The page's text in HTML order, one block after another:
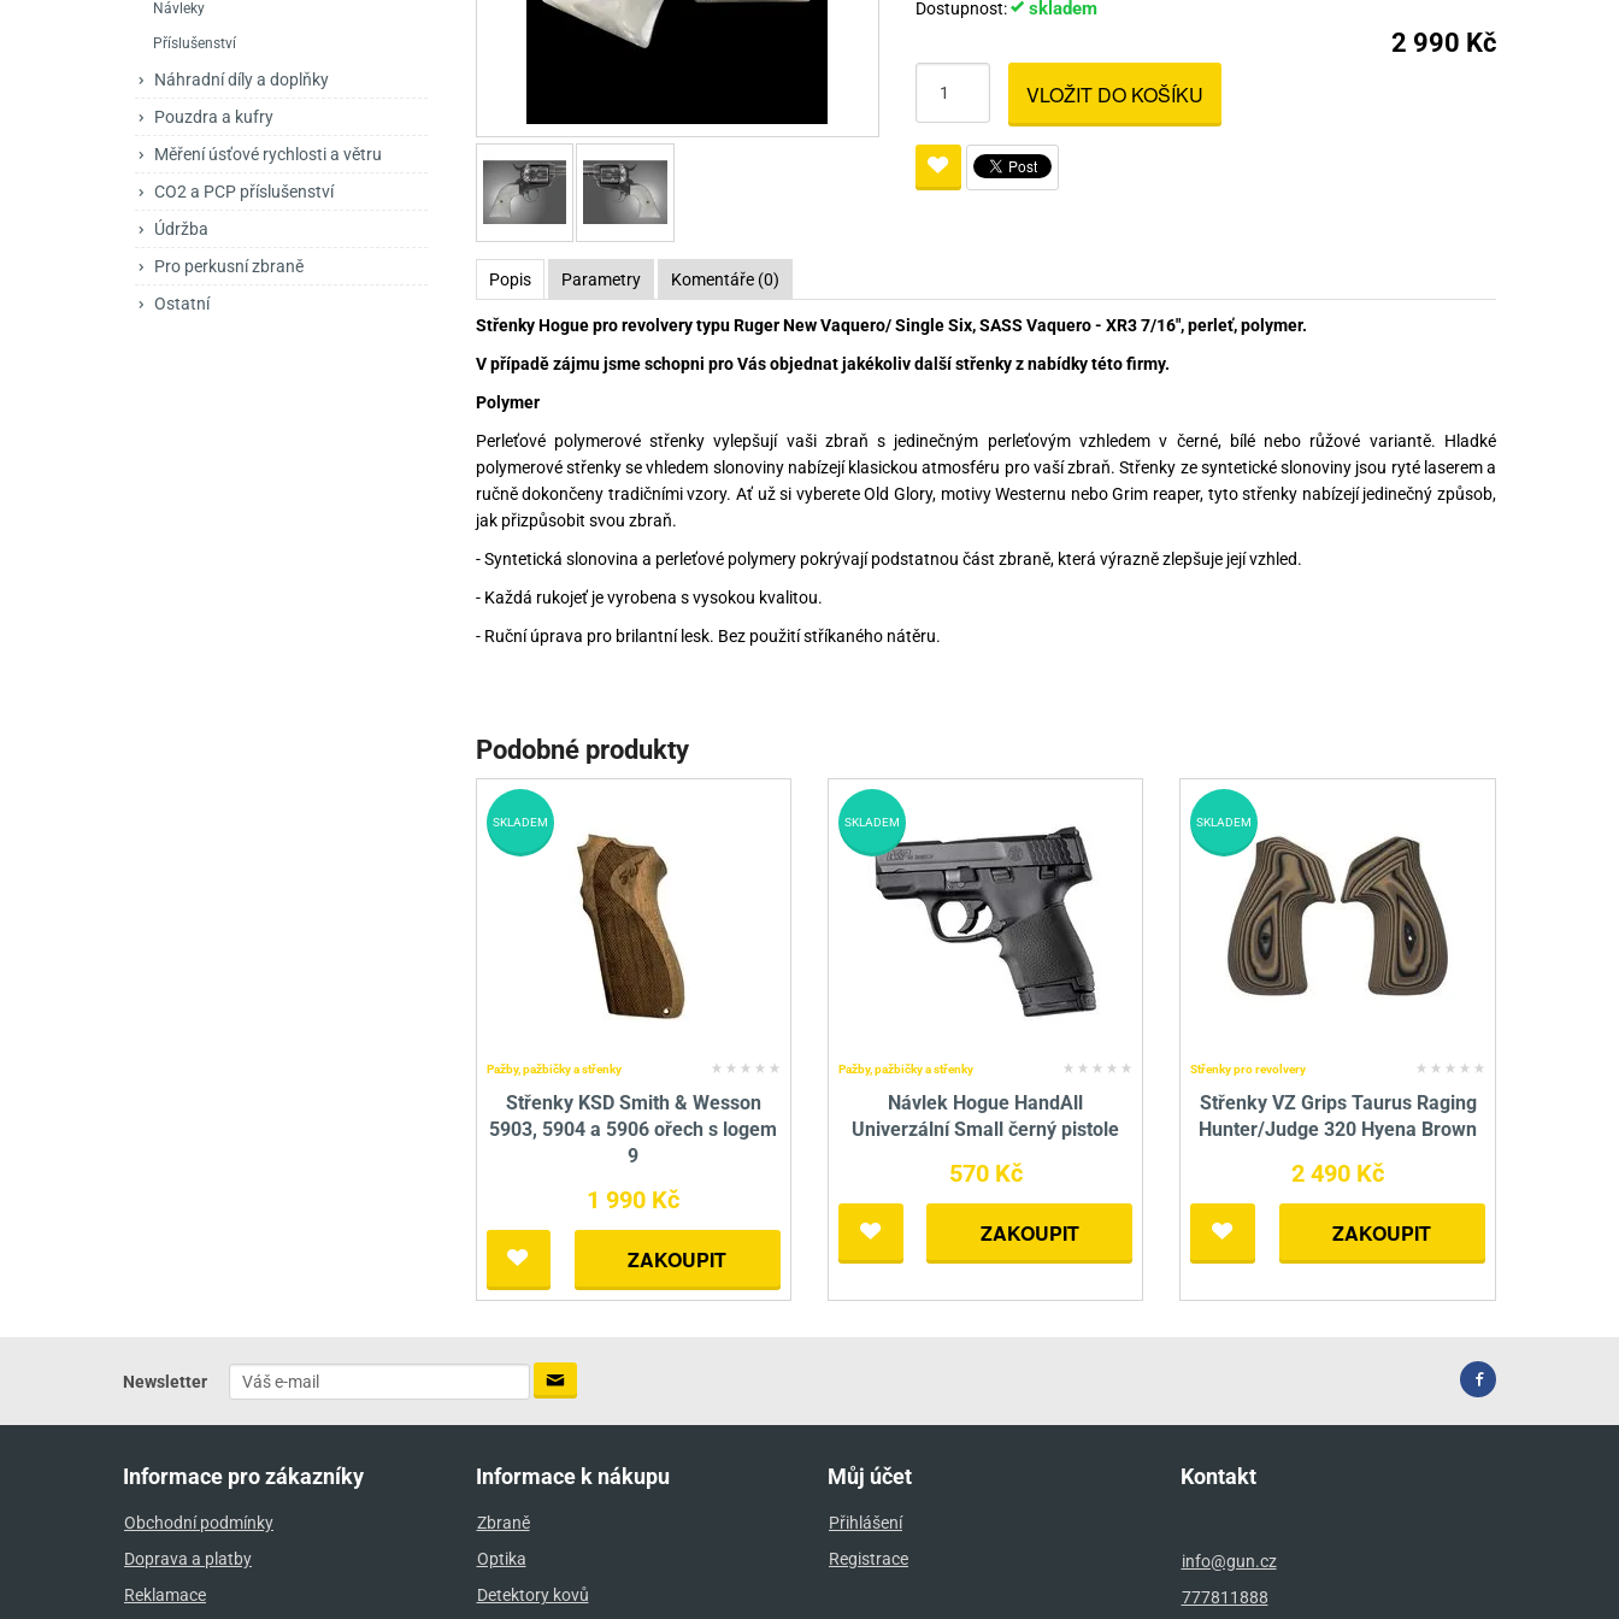
Brokovnice samonabíjecí
Pistole samonabíjecí
Luky
Kuše
Obranné spreje
Pro lištu weaver a picatinny
Náboje na ZP Pistolové a revolverové náboje Ochranné prostředky
Rowan Engineering
Pro perkusní zbraně
Svítilny
Návleky
Příslušenství
Náhradní díly a doplňky
Pouzdra a kufry
Měření úsťové rychlosti a větru
CO2 a PCP příslušenství
Údržba
Pro perkusní zbraně
Ostatní
Dostupnost:
skladem
2 990 Kč
VLOŽIT DO KOŠÍKU
Popis Parametry Komentáře (0)
Střenky Hogue pro revolvery typu Ruger New Vaquero/ Single Six, SASS Vaquero - XR3 7/16", perleť, polymer.
V případě zájmu jsme schopni pro Vás objednat jakékoliv další střenky z nabídky této firmy.
Polymer
Perleťové polymerové střenky vylepšují vaši zbraň s jedinečným perleťovým vzhledem v černé, bílé nebo růžové variantě. Hladké
polymerové střenky se vhledem slonoviny nabízejí klasickou atmosféru pro vaší zbraň. Střenky ze syntetické slonoviny jsou ryté laserem a
ručně dokončeny tradičními vzory. Ať už si vyberete Old Glory, motivy Westernu nebo Grim reaper, tyto střenky nabízejí jedinečný způsob,
jak přizpůsobit svou zbraň.
- Syntetická slonovina a perleťové polymery pokrývají podstatnou část zbraně, která výrazně zlepšuje její vzhled.
- Každá rukojeť je vyrobena s vysokou kvalitou.
- Ruční úprava pro brilantní lesk. Bez použití stříkaného nátěru.
Podobné produkty
Pažby, pažbičky a střenky
Střenky KSD Smith & Wesson
5903, 5904 a 5906 ořech s logem
9
1 990 Kč
ZAKOUPIT
SKLADEM
Pažby, pažbičky a střenky
Návlek Hogue HandAll
Univerzální Small černý pistole
570 Kč
ZAKOUPIT
SKLADEM
Střenky pro revolvery
Střenky VZ Grips Taurus Raging
Hunter/Judge 320 Hyena Brown
2 490 Kč
ZAKOUPIT
SKLADEM
Newsletter
Informace pro zákazníky
Obchodní podmínky
Doprava a platby
Reklamace
Informace k nákupu
Zbraně
Optika
Detektory kovů
Můj účet
Přihlášení
Registrace
Kontakt
info@gun.cz
777811888